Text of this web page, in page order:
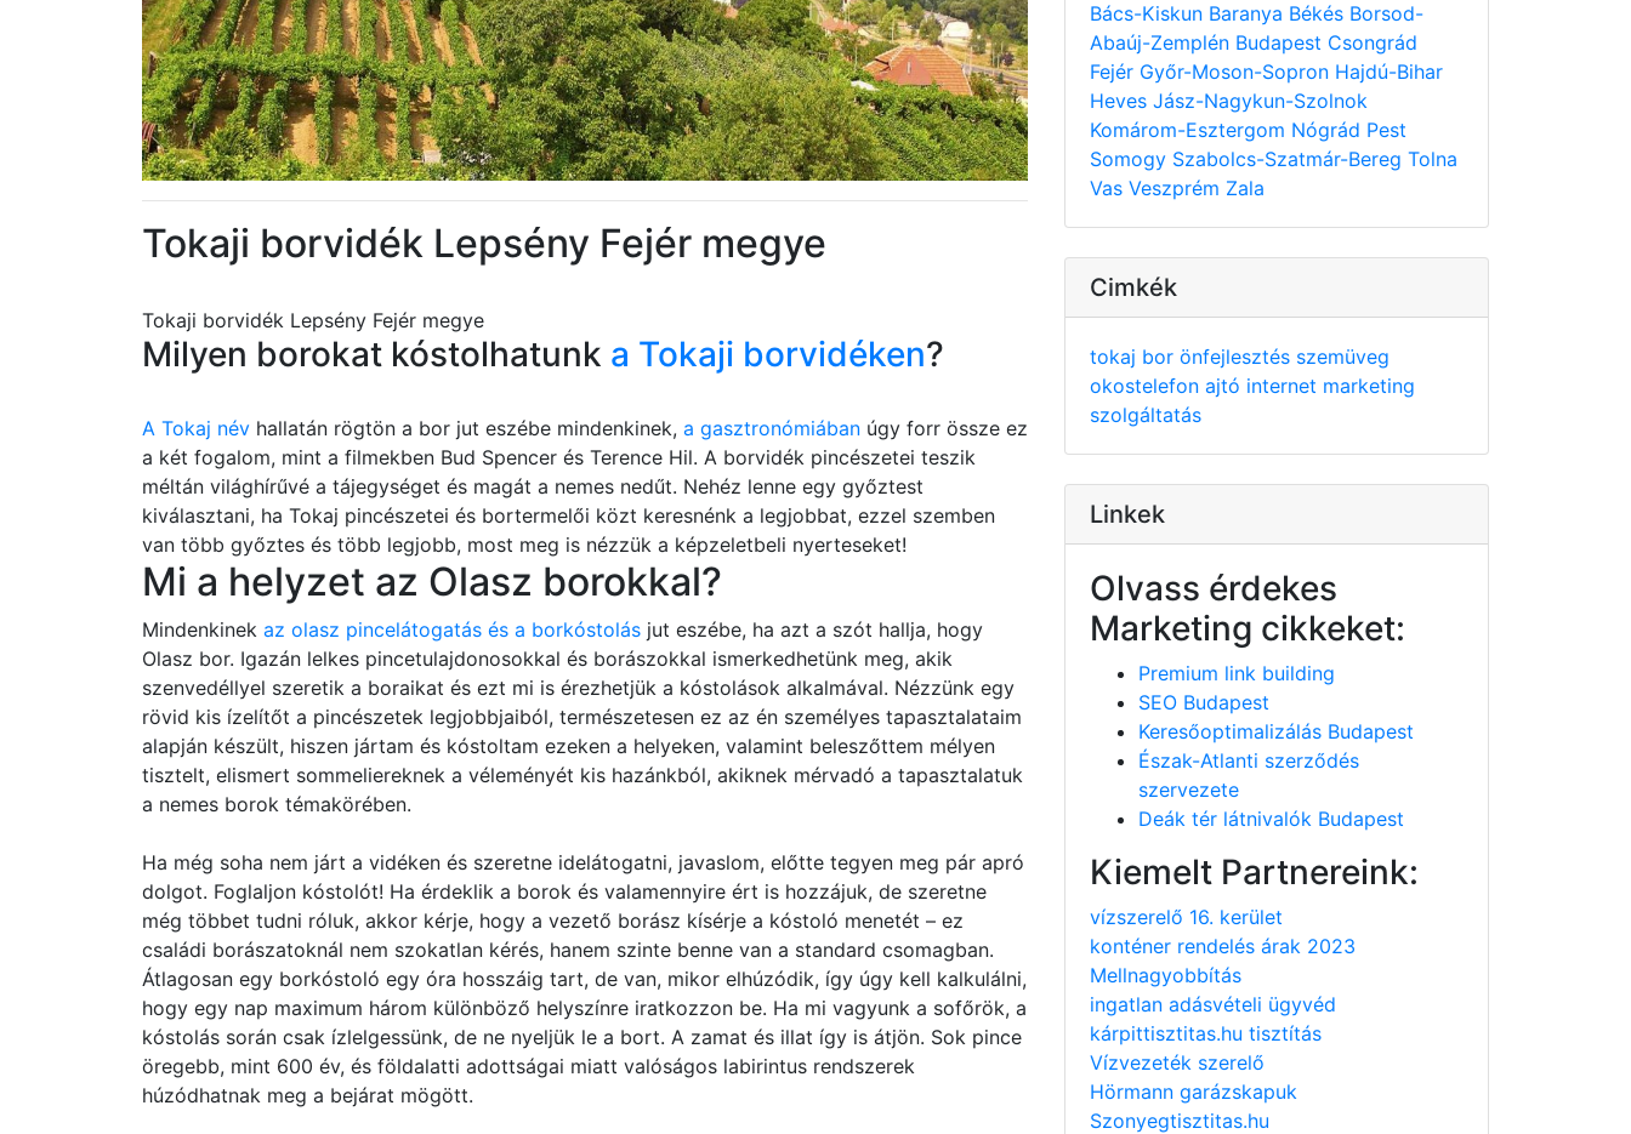
Tokaji borvidék Lepsény Fejér megye
Tokaji borvidék Lepsény Fejér megye
Milyen borokat kóstolhatunk a Tokaji borvidéken?
A Tokaj név hallatán rögtön a bor jut eszébe mindenkinek, a gasztronómiában úgy forr össze ez
a két fogalom, mint a filmekben Bud Spencer és Terence Hil. A borvidék pincészetei teszik
méltán világhírűvé a tájegységet és magát a nemes nedűt. Nehéz lenne egy győztest
kiválasztani, ha Tokaj pincészetei és bortermelői közt keresnénk a legjobbat, ezzel szemben
van több győztes és több legjobb, most meg is nézzük a képzeletbeli nyerteseket!
Mi a helyzet az Olasz borokkal?
Mindenkinek az olasz pincelátogatás és a borkóstolás jut eszébe, ha azt a szót hallja, hogy
Olasz bor. Igazán lelkes pincetulajdonosokkal és borászokkal ismerkedhetünk meg, akik
szenvedéllyel szeretik a boraikat és ezt mi is érezhetjük a kóstolások alkalmával. Nézzünk egy
rövid kis ízelítőt a pincészetek legjobbjaiból, természetesen ez az én személyes tapasztalataim
alapján készült, hiszen jártam és kóstoltam ezeken a helyeken, valamint beleszőttem mélyen
tisztelt, elismert sommeliereknek a véleményét kis hazánkból, akiknek mérvadó a tapasztalatuk
a nemes borok témakörében.
Ha még soha nem járt a vidéken és szeretne idelátogatni, javaslom, előtte tegyen meg pár apró
dolgot. Foglaljon kóstolót! Ha érdeklik a borok és valamennyire ért is hozzájuk, de szeretne
még többet tudni róluk, akkor kérje, hogy a vezető borász kísérje a kóstoló menetét – ez
családi borászatoknál nem szokatlan kérés, hanem szinte benne van a standard csomagban.
Átlagosan egy borkóstoló egy óra hosszáig tart, de van, mikor elhúzódik, így úgy kell kalkulálni,
hogy egy nap maximum három különböző helyszínre iratkozzon be. Ha mi vagyunk a sofőrök, a
kóstolás során csak ízlelgessünk, de ne nyeljük le a bort. A zamat és illat így is átjön. Sok pince
öregebb, mint 600 év, és földalatti adottságai miatt valóságos labirintus rendszerek
húzódhatnak meg a bejárat mögött.
Bács-Kiskun Baranya Békés Borsod-
Abaúj-Zemplén Budapest Csongrád
Fejér Győr-Moson-Sopron Hajdú-Bihar
Heves Jász-Nagykun-Szolnok
Komárom-Esztergom Nógrád Pest
Somogy Szabolcs-Szatmár-Bereg Tolna
Vas Veszprém Zala
Cimkék
tokaj bor önfejlesztés szemüveg
okostelefon ajtó internet marketing
szolgáltatás
Linkek
Olvass érdekes
Marketing cikkeket:
Premium link building
SEO Budapest
Keresőoptimalizálás Budapest
Észak-Atlanti szerződés
szervezete
Deák tér látnivalók Budapest
Kiemelt Partnereink:
vízszerelő 16. kerület
konténer rendelés árak 2023
Mellnagyobbítás
ingatlan adásvételi ügyvéd
kárpittisztitas.hu tisztítás
Vízvezeték szerelő
Hörmann garázskapuk
Szonyegtisztitas.hu